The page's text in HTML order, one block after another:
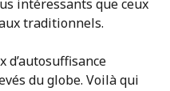
intéressants que ceux
traditionnels.
d’autosuffisance
du globe. Voilà qui